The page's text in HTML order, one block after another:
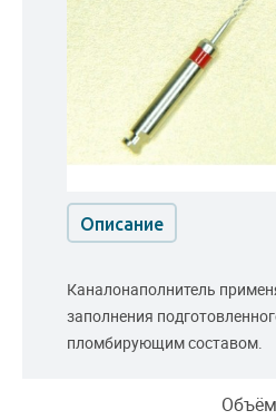
Объём
Описание
Каналонаполнитель
заполнения
пломбирующим составом.